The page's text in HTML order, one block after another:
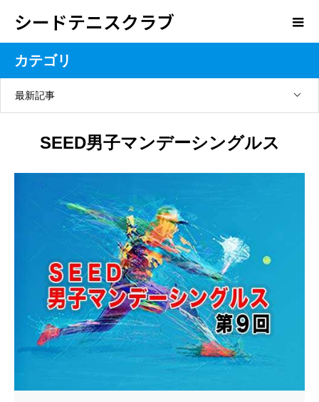
シードテニスクラブ
カテゴリ
最新記事
SEED男子マンデーシングルス